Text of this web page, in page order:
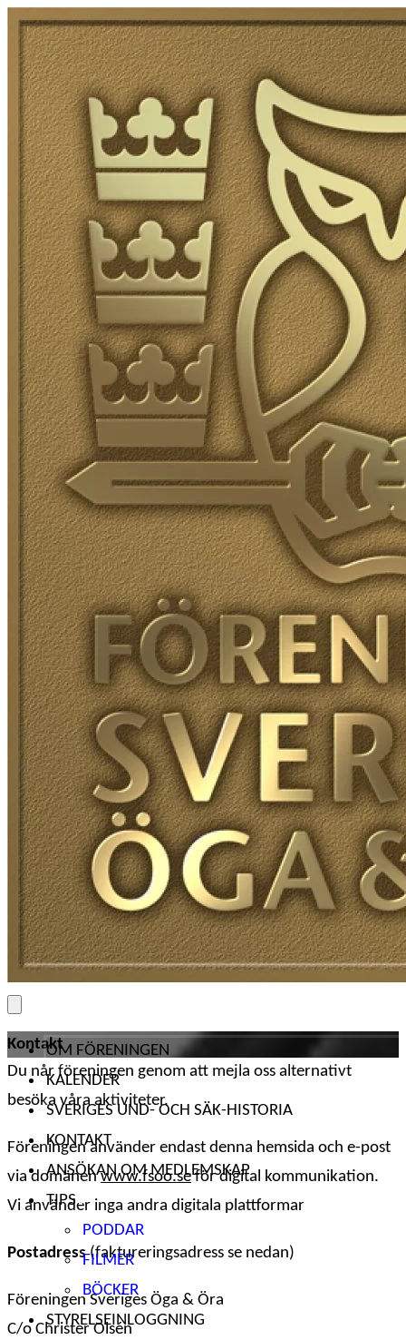
Skip to content
OM FÖRENINGEN
KALENDER
SVERIGES UND- OCH SÄK-HISTORIA
KONTAKT
ANSÖKAN OM MEDLEMSKAP
TIPS
PODDAR
FILMER
BÖCKER
STYRELSEINLOGGNING
Kontakt
Du når föreningen genom att mejla oss alternativt
besöka våra aktiviteter.
Föreningen använder endast denna hemsida och e-post
via domänenwww.fsoo.seför digital kommunikation.
Vi använder inga andra digitala plattformar
Postadress(faktureringsadress se nedan)
Föreningen Sveriges Öga & Öra
C/o Christer Olsén